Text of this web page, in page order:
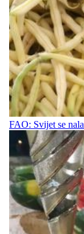
FAO: Svijet se